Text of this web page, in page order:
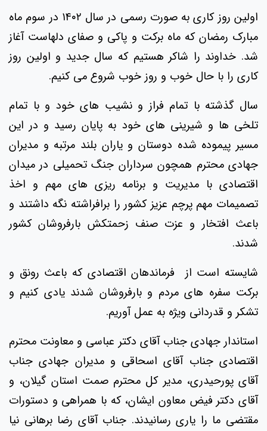
اولین روز کاری به صورت رسمی در سال ۱۴۰۲ در سوم ماه
مبارک رمضان که ماه برکت و پاکی و صفای دلهاست آغاز
شد. خداوند را شاکر هستیم که سال جدید و اولین روز
کاری را با حال خوب و روز خوب شروع می کنیم.
سال گذشته با تمام فراز و نشیب های خود و با تمام
تلخی ها و شیرینی های خود به پایان رسید و در این
مسیر پیموده شده دوستان و یاران بلند مرتبه و مدیران
جهادی محترم همچون سرداران جنگ تحمیلی در میدان
اقتصادی با مدیریت و برنامه ریزی های مهم و اخذ
تصمیمات مهم پرچم عزیز کشور را برافراشته نگه داشتند و
باعث افتخار و عزت صنف زحمتکش بارفروشان کشور
شدند.
شایسته است از فرماندهان اقتصادی که باعث رونق و
برکت سفره های مردم و بارفروشان شدند یادی کنیم و
تشکر و قدردانی ویژه به عمل آوریم.
استاندار جهادی جناب آقای دکتر عباسی و معاونت محترم
اقتصادی جناب آقای اسحاقی و مدیران جهادی جناب
آقای پورحیدری، مدیر کل محترم صمت استان گیلان، و
آقای دکتر فیض معاون ایشان، که با همراهی و دستورات
مقتضی ما را یاری رسانیدند. جناب آقای رضا برهانی نیا